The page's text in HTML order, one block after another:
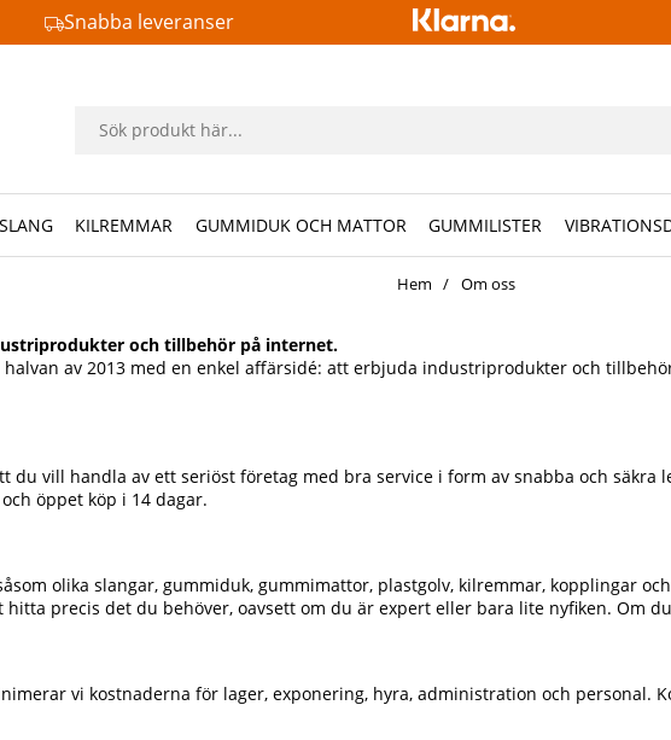
Snabba leveranser
SLANG KILREMMAR GUMMIDUK OCH MATTOR GUMMILISTER
Hem Om oss
och tillbehör på internet.
av 2013 med en enkel affärsidé: att erbjuda industriprodukter och
du vill handla av ett seriöst företag med bra service i form av snabba och
öppet köp i 14 dagar.
olika slangar, gummiduk, gummimattor, plastgolv, kilremmar, kopplingar
precis det du behöver, oavsett om du är expert eller bara lite nyfiken. Om
vi kostnaderna för lager, exponering, hyra, administration och personal.